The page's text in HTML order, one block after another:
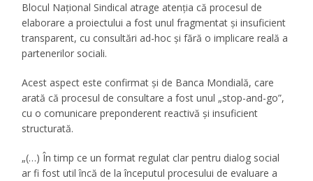
Blocul Național Sindical atrage atenția că procesul de
elaborare a proiectului a fost unul fragmentat și insuficient
transparent, cu consultări ad-hoc și fără o implicare reală a
partenerilor sociali.
Acest aspect este confirmat și de Banca Mondială, care
arată că procesul de consultare a fost unul „stop-and-go”,
cu o comunicare preponderent reactivă și insuficient
structurată.
„(…) În timp ce un format regulat clar pentru dialog social
ar fi fost util încă de la începutul procesului de evaluare a